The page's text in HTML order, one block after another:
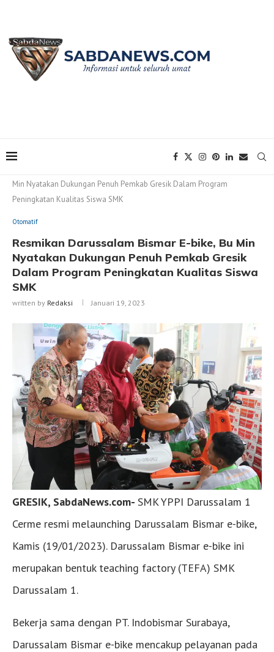
Min Nyatakan Dukungan Penuh Pemkab Gresik Dalam Program
Peningkatan Kualitas Siswa SMK
Otomatif
Resmikan Darussalam Bismar E-bike, Bu Min
Nyatakan Dukungan Penuh Pemkab Gresik
Dalam Program Peningkatan Kualitas Siswa
SMK
written by Redaksi Januari 19, 2023
GRESIK, SabdaNews.com- SMK YPPI Darussalam 1
Cerme resmi melaunching Darussalam Bismar e-bike,
Kamis (19/01/2023). Darussalam Bismar e-bike ini
merupakan bentuk teaching factory (TEFA) SMK
Darussalam 1.
Bekerja sama dengan PT. Indobismar Surabaya,
Darussalam Bismar e-bike mencakup pelayanan pada